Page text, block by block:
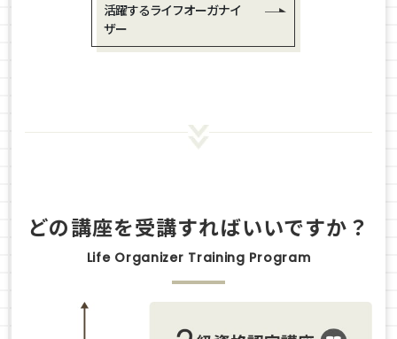
活躍するライフオーガナイ
ザー
どの講座を受講すればいいですか？
Life Organizer Training Program